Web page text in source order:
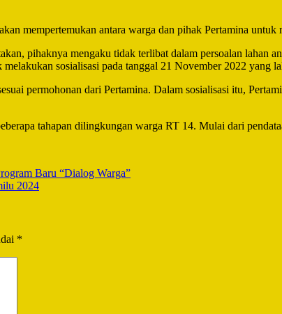
mempertemukan antara warga dan pihak Pertamina untuk
pihaknya mengaku tidak terlibat dalam persoalan lahan
sosialisasi pada tanggal 21 November 2022 yang
permohonan dari Pertamina. Dalam sosialisasi itu,
tahapan dilingkungan warga RT 14. Mulai dari
Baru “Dialog Warga”
2024
*